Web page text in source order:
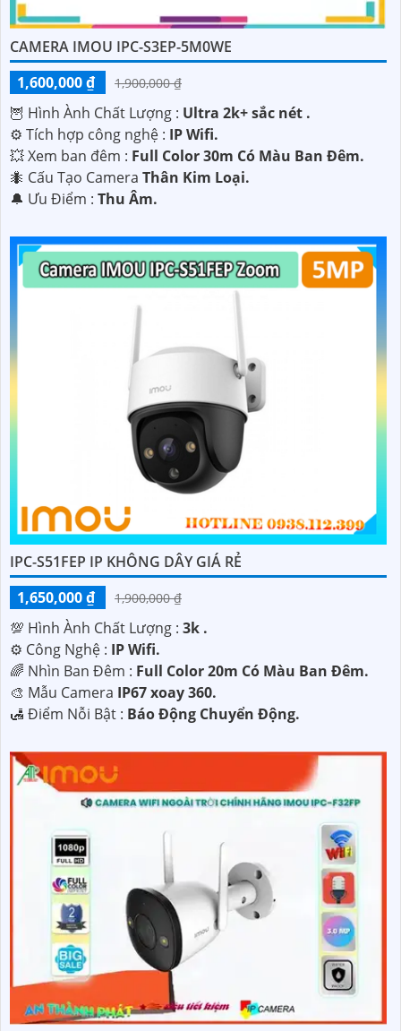
CAMERA IMOU IPC-S3EP-5M0WE
1,600,000 ₫
1,900,000 ₫
🦉 Hình Ành Chất Lượng : Ultra 2k+ sắc nét .
⚙ Tích hợp công nghệ : IP Wifi.
💥 Xem ban đêm : Full Color 30m Có Màu Ban Đêm.
🐜 Cấu Tạo Camera Thân Kim Loại.
️🔔 Ưu Điểm : Thu Âm.
IPC-S51FEP IP KHÔNG DÂY GIÁ RẺ
1,650,000 ₫
1,900,000 ₫
💯 Hình Ành Chất Lượng : 3k .
⚙ Công Nghệ : IP Wifi.
🌈 Nhìn Ban Đêm : Full Color 20m Có Màu Ban Ðêm.
🎨 Mẫu Camera IP67 xoay 360.
️🛃 Điểm Nỗi Bật : Báo Động Chuyển Động.